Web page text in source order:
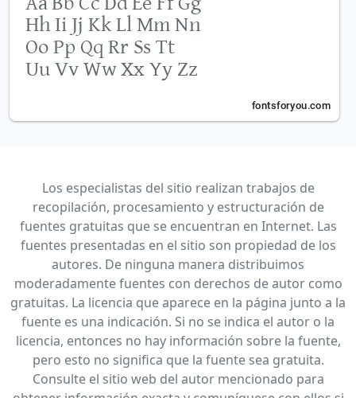
Los especialistas del sitio realizan trabajos de
recopilación, procesamiento y estructuración de
fuentes gratuitas que se encuentran en Internet. Las
fuentes presentadas en el sitio son propiedad de los
autores. De ninguna manera distribuimos
moderadamente fuentes con derechos de autor como
gratuitas. La licencia que aparece en la página junto a la
fuente es una indicación. Si no se indica el autor o la
licencia, entonces no hay información sobre la fuente,
pero esto no significa que la fuente sea gratuita.
Consulte el sitio web del autor mencionado para